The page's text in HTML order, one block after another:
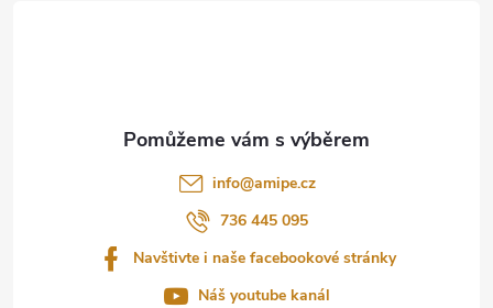
info@amipe.cz
736 445 095
Navštivte i naše facebookové stránky
Náš youtube kanál